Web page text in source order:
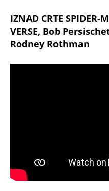
IZNAD CRTE SPIDER-
VERSE, Bob
Rodney Rothman